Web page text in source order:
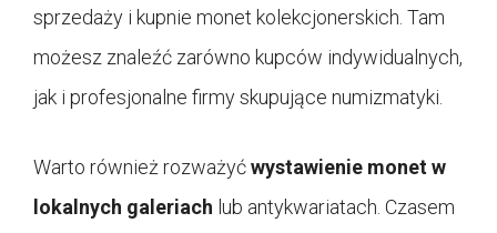
sprzedaży i kupnie monet kolekcjonerskich. Tam
możesz znaleźć zarówno kupców indywidualnych,
jak i profesjonalne firmy skupujące numizmatyki.
Warto również rozważyćwystawienie monet w
lokalnych galeriach lub antykwariatach. Czasem